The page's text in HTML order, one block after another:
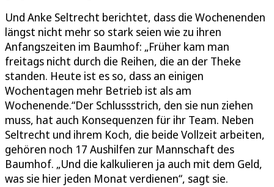
Und Anke Seltrecht berichtet, dass die Wochenenden
längst nicht mehr so stark seien wie zu ihren
Anfangszeiten im Baumhof: „Früher kam man
freitags nicht durch die Reihen, die an der Theke
standen. Heute ist es so, dass an einigen
Wochentagen mehr Betrieb ist als am
Wochenende.“Der Schlussstrich, den sie nun ziehen
muss, hat auch Konsequenzen für ihr Team. Neben
Seltrecht und ihrem Koch, die beide Vollzeit arbeiten,
gehören noch 17 Aushilfen zur Mannschaft des
Baumhof. „Und die kalkulieren ja auch mit dem Geld,
was sie hier jeden Monat verdienen“, sagt sie.